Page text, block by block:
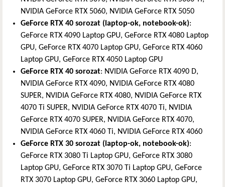
NVIDIA GeForce RTX 5060, NVIDIA GeForce RTX 5050
GeForce RTX 40 sorozat (laptop-ok, notebook-ok):
GeForce RTX 4090 Laptop GPU, GeForce RTX 4080 Laptop
GPU, GeForce RTX 4070 Laptop GPU, GeForce RTX 4060
Laptop GPU, GeForce RTX 4050 Laptop GPU
GeForce RTX 40 sorozat: NVIDIA GeForce RTX 4090 D,
NVIDIA GeForce RTX 4090, NVIDIA GeForce RTX 4080
SUPER, NVIDIA GeForce RTX 4080, NVIDIA GeForce RTX
4070 Ti SUPER, NVIDIA GeForce RTX 4070 Ti, NVIDIA
GeForce RTX 4070 SUPER, NVIDIA GeForce RTX 4070,
NVIDIA GeForce RTX 4060 Ti, NVIDIA GeForce RTX 4060
GeForce RTX 30 sorozat (laptop-ok, notebook-ok):
GeForce RTX 3080 Ti Laptop GPU, GeForce RTX 3080
Laptop GPU, GeForce RTX 3070 Ti Laptop GPU, GeForce
RTX 3070 Laptop GPU, GeForce RTX 3060 Laptop GPU,